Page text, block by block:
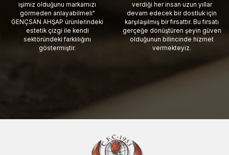
işimiz olduğunu markamızı
görmeden anlayabilmeli"
GENÇSAN AHŞAP ürünlerindeki
estetik çizgi ile kendi
sektöründeki farklılığını
göstermiştir.
verdiği her insan uzun yıllar
devam edecek bir dostluk için
karşılaşılmış bir fırsattır. Bu fırsatı
gerçeğe dönüştüren şeyin güven
olduğunun bilincinde hizmet
vermekteyiz.